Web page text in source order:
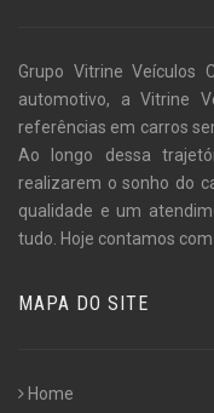
Grupo Vitrine Veículos
automotivo, a Vitrine
referências em carros
Ao longo dessa
realizarem o sonho do
qualidade e um
tudo. Hoje contamos
MAPA DO SITE
Home